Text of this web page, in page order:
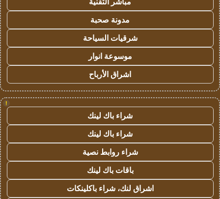
مدونة صحبة
شرقيات السياحة
موسوعة انوار
اشراق الأرباح
!
شراء باك لينك
شراء باك لينك
شراء روابط نصية
باقات باك لينك
اشراق لنك، شراء باكلينكات